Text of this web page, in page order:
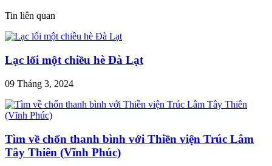
Tin liên quan
Lạc lối một chiều hè Đà Lạt
09 Tháng 3, 2024
Tìm về chốn thanh bình với Thiền viện Trúc Lâm
Tây Thiên (Vĩnh Phúc)